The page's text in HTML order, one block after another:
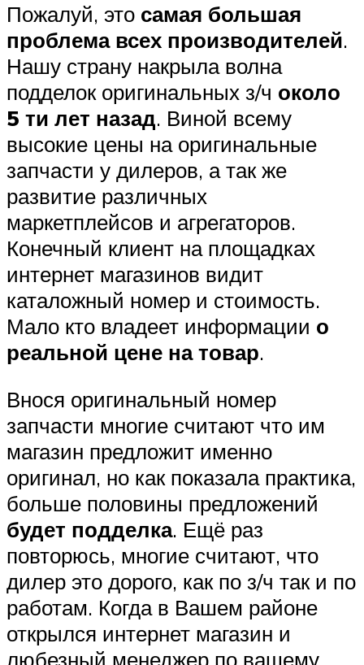
Пожалуй, это самая большая
проблема всех производителей.
Нашу страну накрыла волна
подделок оригинальных з/ч около
5 ти лет назад. Виной всему
высокие цены на оригинальные
запчасти у дилеров, а так же
развитие различных
маркетплейсов и агрегаторов.
Конечный клиент на площадках
интернет магазинов видит
каталожный номер и стоимость.
Мало кто владеет информации о
реальной цене на товар.
Внося оригинальный номер
запчасти многие считают что им
магазин предложит именно
оригинал, но как показала практика,
больше половины предложений
будет подделка. Ещё раз
повторюсь, многие считают, что
дилер это дорого, как по з/ч так и по
работам. Когда в Вашем районе
открылся интернет магазин и
любезный менеджер по вашему